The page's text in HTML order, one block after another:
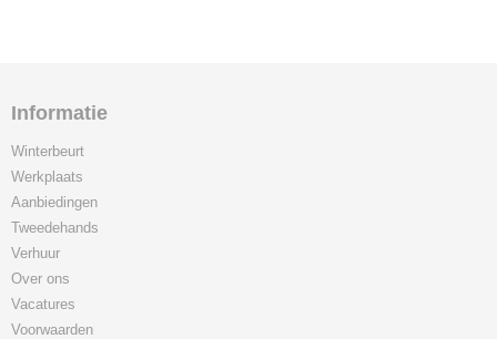
Informatie
Winterbeurt
Werkplaats
Aanbiedingen
Tweedehands
Verhuur
Over ons
Vacatures
Voorwaarden